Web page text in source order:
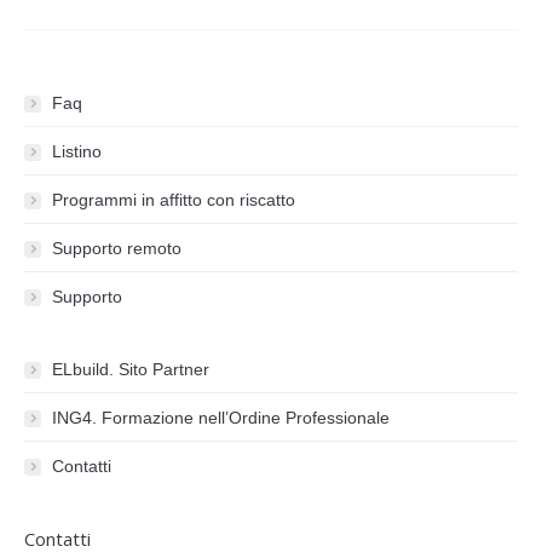
Faq
Listino
Programmi in affitto con riscatto
Supporto remoto
Supporto
ELbuild. Sito Partner
ING4. Formazione nell’Ordine Professionale
Contatti
Contatti